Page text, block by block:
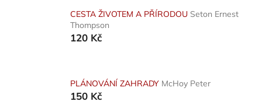
CESTA ŽIVOTEM A PŘÍRODOU Seton Ernest
Thompson
120 Kč
PLÁNOVÁNÍ ZAHRADY McHoy Peter
150 Kč